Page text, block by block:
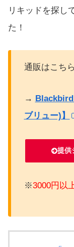
リキッドを探し
た！
通販はこち
→
ブリュー)】
提供
※3000円以